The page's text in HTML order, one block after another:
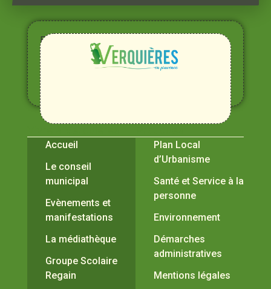
Entre
Rhône,
Alpilles
et
Durance
Accueil
Le conseil
municipal
Evènements et
manifestations
La médiathèque
Groupe Scolaire
Regain
Plan Local
d’Urbanisme
Santé et Service à la
personne
Environnement
Démarches
administratives
Mentions légales